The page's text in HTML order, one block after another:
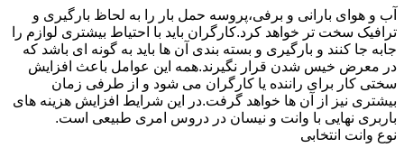
آب و هوای بارانی و برفی،پروسه حمل بار را به لحاظ بارگیری و
ترافیک سخت تر خواهد کرد.کارگران باید با احتیاط بیشتری لوازم را
جابه جا کنند و بارگیری و بسته بندی آن ها باید به گونه ای باشد که
در معرض خیس شدن قرار نگیرند.همه این عوامل باعث افزایش
سختی کار برای راننده یا کارگران می شود و از طرفی زمان
بیشتری نیز از آن ها خواهد گرفت.در این شرایط افزایش هزینه های
باربری نهایی با وانت و نیسان در دروس امری طبیعی است.
نوع وانت انتخابی